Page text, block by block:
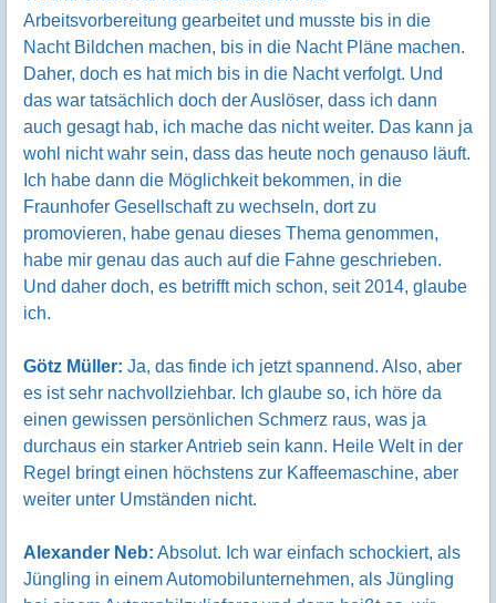
Arbeitsvorbereitung gearbeitet und musste bis in die
Nacht Bildchen machen, bis in die Nacht Pläne machen.
Daher, doch es hat mich bis in die Nacht verfolgt. Und
das war tatsächlich doch der Auslöser, dass ich dann
auch gesagt hab, ich mache das nicht weiter. Das kann ja
wohl nicht wahr sein, dass das heute noch genauso läuft.
Ich habe dann die Möglichkeit bekommen, in die
Fraunhofer Gesellschaft zu wechseln, dort zu
promovieren, habe genau dieses Thema genommen,
habe mir genau das auch auf die Fahne geschrieben.
Und daher doch, es betrifft mich schon, seit 2014, glaube
ich.
Götz Müller: Ja, das finde ich jetzt spannend. Also, aber
es ist sehr nachvollziehbar. Ich glaube so, ich höre da
einen gewissen persönlichen Schmerz raus, was ja
durchaus ein starker Antrieb sein kann. Heile Welt in der
Regel bringt einen höchstens zur Kaffeemaschine, aber
weiter unter Umständen nicht.
Alexander Neb: Absolut. Ich war einfach schockiert, als
Jüngling in einem Automobilunternehmen, als Jüngling